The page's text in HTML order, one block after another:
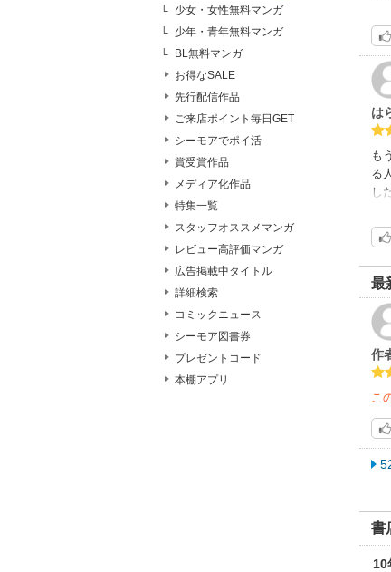
少女・女性無料マンガ
少年・青年無料マンガ
BL無料マンガ
お得なSALE
先行配信作品
ご来店ポイント毎日GET
シーモアでポイ活
賞受賞作品
メディア化作品
特集一覧
スタッフオススメマンガ
レビュー高評価マンガ
広告掲載中タイトル
詳細検索
コミックニュース
シーモア図書券
プレゼントコード
本棚アプリ
ラ
あ
人
普
や
の
３
ど
ス
は
も
る
し
期
最
作
こ
書
10